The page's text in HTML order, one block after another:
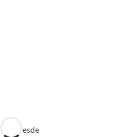
Desde